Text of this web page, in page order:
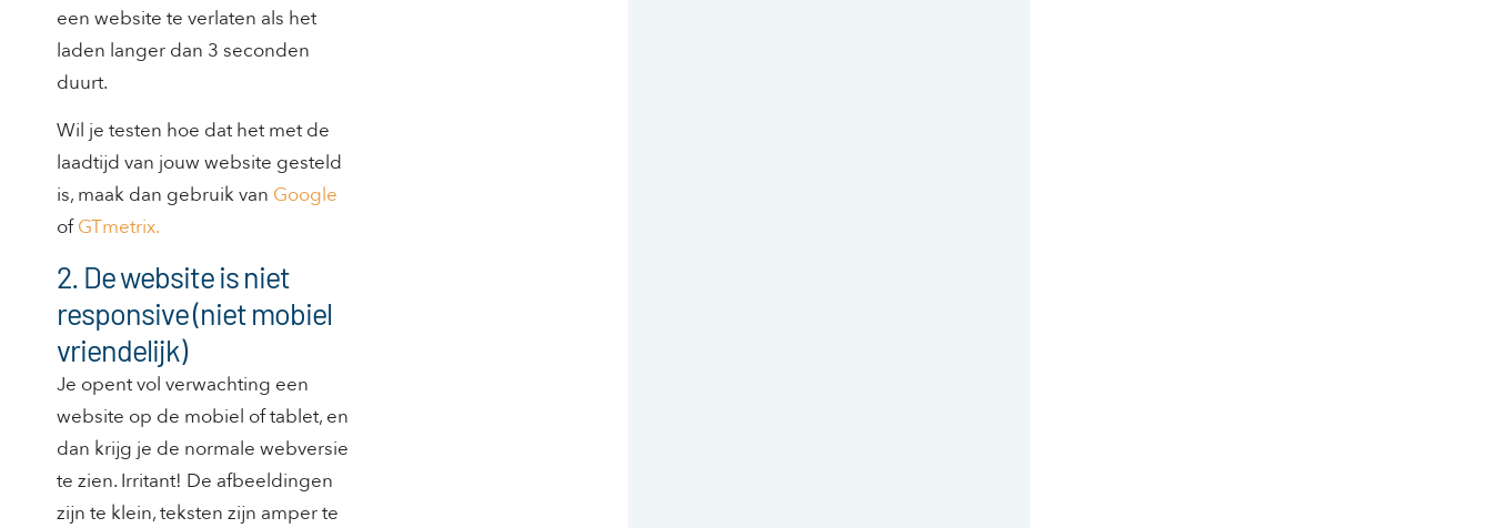
een website te verlaten als het
laden langer dan 3 seconden
duurt.
Wil je testen hoe dat het met de
laadtijd van jouw website gesteld
is, maak dan gebruik van Google
ofGTmetrix.
2. De website is niet
responsive (niet mobiel
vriendelijk)
Je opent vol verwachting een
website op de mobiel of tablet, en
dan krijg je de normale webversie
te zien. Irritant! De afbeeldingen
zijn te klein, teksten zijn amper te